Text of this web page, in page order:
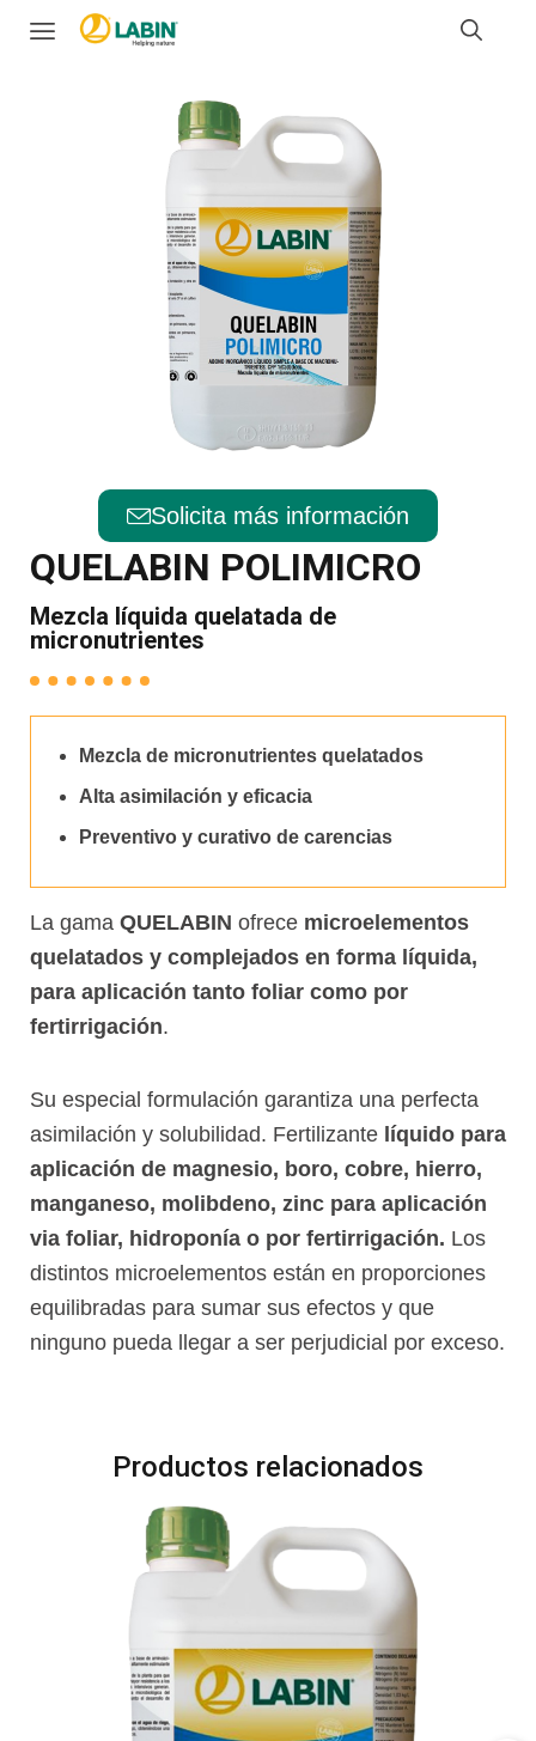
Solicita más información
QUELABIN POLIMICRO
Mezcla líquida quelatada de
micronutrientes
Mezcla de micronutrientes quelatados
Alta asimilación y eficacia
Preventivo y curativo de carencias
La gama QUELABIN ofrece microelementos
quelatados y complejados en forma líquida,
para aplicación tanto foliar como por
fertirrigación.
Su especial formulación garantiza una perfecta
asimilación y solubilidad. Fertilizante líquido para
aplicación de magnesio, boro, cobre, hierro,
manganeso, molibdeno, zinc para aplicación
via foliar, hidroponía o por fertirrigación. Los
distintos microelementos están en proporciones
equilibradas para sumar sus efectos y que
ninguno pueda llegar a ser perjudicial por exceso.
Productos relacionados